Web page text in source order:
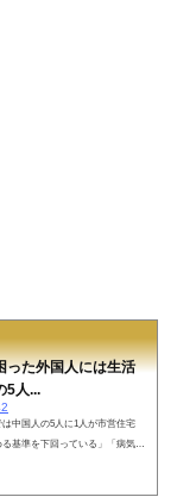
った外国人には生活
5人...
中国人の5人に1人が市営住宅
基準を下回っている」「病気や